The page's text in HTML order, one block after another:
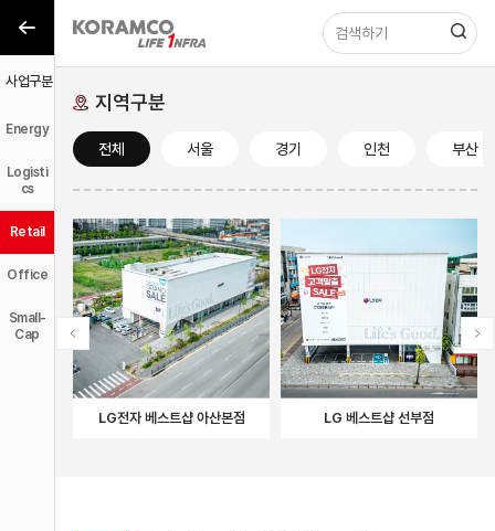
사업구분
Energy
Logisti
cs
Retail
Office
Small-
Cap
지역구분
전체 서울 경기 인천 부산
LG전자 베스트샵 아산본점 LG 베스트샵 선부점